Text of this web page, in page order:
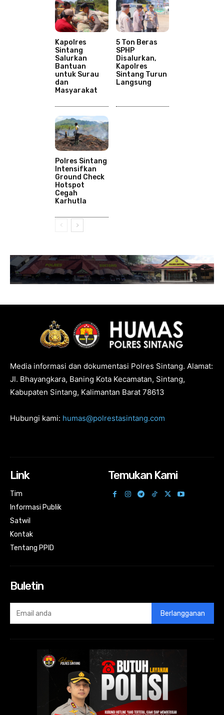
Kapolres
Sintang
Salurkan
Bantuan
untuk Surau
dan
Masyarakat
5 Ton Beras
SPHP
Disalurkan,
Kapolres
Sintang Turun
Langsung
Polres Sintang
Intensifkan
Ground Check
Hotspot
Cegah
Karhutla
Media informasi dan dokumentasi Polres Sintang. Alamat:
Jl. Bhayangkara, Baning Kota Kecamatan, Sintang,
Kabupaten Sintang, Kalimantan Barat 78613
Hubungi kami: humas@polrestasintang.com
Link
Tim
Informasi Publik
Satwil
Kontak
Tentang PPID
Temukan Kami
Buletin
Berlangganan